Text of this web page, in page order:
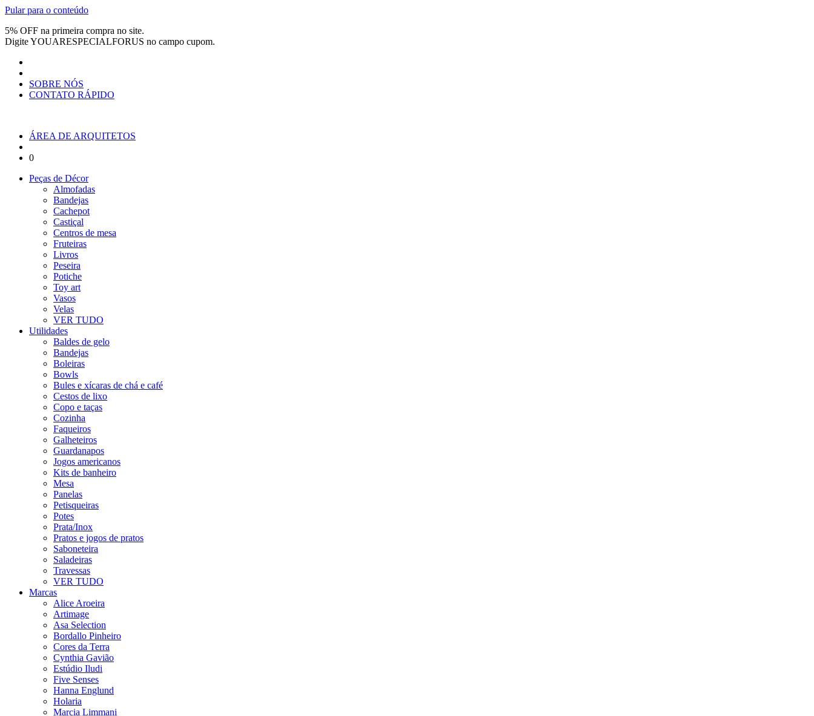
Pular para o conteúdo
5% OFF na primeira compra no site.
DigiteYOUARESPECIALFORUS no campo cupom.
SOBRE NÓS
CONTATO RÁPIDO
ÁREA DE ARQUITETOS
0
Peças de Décor
Almofadas
Bandejas
Cachepot
Castiçal
Centros de mesa
Fruteiras
Livros
Peseira
Potiche
Toy art
Vasos
Velas
VER TUDO
Utilidades
Baldes de gelo
Bandejas
Boleiras
Bowls
Bules e xícaras de chá e café
Cestos de lixo
Copo e taças
Cozinha
Faqueiros
Galheteiros
Guardanapos
Jogos americanos
Kits de banheiro
Mesa
Panelas
Petisqueiras
Potes
Prata/Inox
Pratos e jogos de pratos
Saboneteira
Saladeiras
Travessas
VER TUDO
Marcas
Alice Aroeira
Artimage
Asa Selection
Bordallo Pinheiro
Cores da Terra
Cynthia Gavião
Estúdio Iludi
Five Senses
Hanna Englund
Holaria
Marcia Limmani